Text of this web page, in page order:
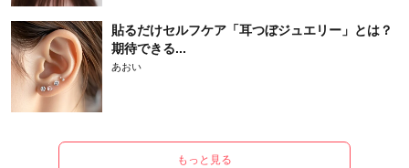
貼るだけセルフケア「耳つぼジュエリー」とは？
期待できる...
あおい
もっと見る